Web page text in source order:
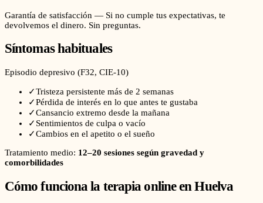
Garantía de satisfacción — Si no cumple tus expectativas, te
devolvemos el dinero. Sin preguntas.
Síntomas habituales
Episodio depresivo (F32, CIE-10)
✓Tristeza persistente más de 2 semanas
✓Pérdida de interés en lo que antes te gustaba
✓Cansancio extremo desde la mañana
✓ Sentimientos de culpa o vacío
✓Cambios en el apetito o el sueño
Tratamiento medio: 12–20 sesiones según gravedad y
comorbilidades
Cómo funciona la terapia online enHuelva